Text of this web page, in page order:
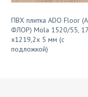
ПВХ плитка ADO Floor
ФЛОР) Mola 1520/55,
х1219,2х 5 мм (с
подложкой)